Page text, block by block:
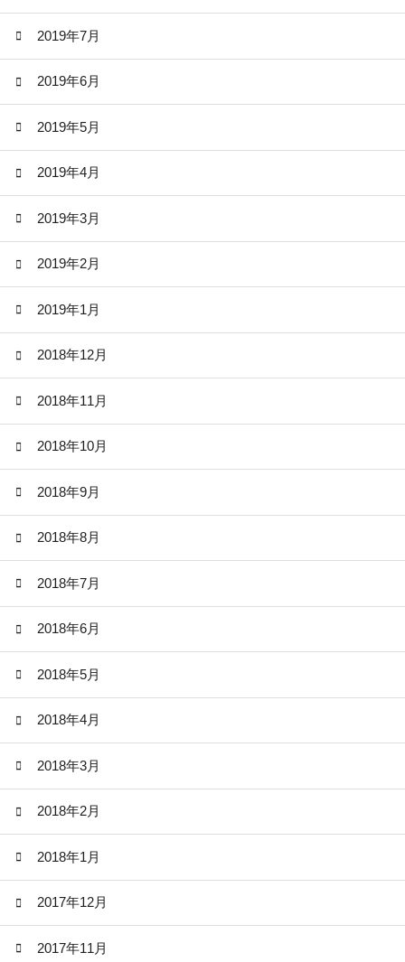
2019年7月
2019年6月
2019年5月
2019年4月
2019年3月
2019年2月
2019年1月
2018年12月
2018年11月
2018年10月
2018年9月
2018年8月
2018年7月
2018年6月
2018年5月
2018年4月
2018年3月
2018年2月
2018年1月
2017年12月
2017年11月